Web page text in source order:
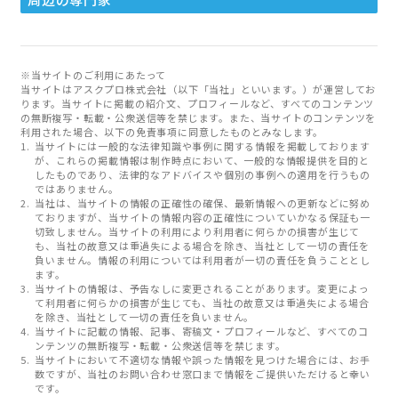
※当サイトのご利用にあたって
当サイトはアスクプロ株式会社（以下「当社」といいます。）が運営してお
ります。当サイトに掲載の紹介文、プロフィールなど、すべてのコンテンツ
の無断複写・転載・公衆送信等を禁じます。また、当サイトのコンテンツを
利用された場合、以下の免責事項に同意したものとみなします。
当サイトには一般的な法律知識や事例に関する情報を掲載しております
が、これらの掲載情報は制作時点において、一般的な情報提供を目的と
したものであり、法律的なアドバイスや個別の事例への適用を行うもの
ではありません。
当社は、当サイトの情報の正確性の確保、最新情報への更新などに努め
ておりますが、当サイトの情報内容の正確性についていかなる保証も一
切致しません。当サイトの利用により利用者に何らかの損害が生じて
も、当社の故意又は重過失による場合を除き、当社として一切の責任を
負いません。情報の利用については利用者が一切の責任を負うこととし
ます。
当サイトの情報は、予告なしに変更されることがあります。変更によっ
て利用者に何らかの損害が生じても、当社の故意又は重過失による場合
を除き、当社として一切の責任を負いません。
当サイトに記載の情報、記事、寄稿文・プロフィールなど、すべてのコ
ンテンツの無断複写・転載・公衆送信等を禁じます。
当サイトにおいて不適切な情報や誤った情報を見つけた場合には、お手
数ですが、当社のお問い合わせ窓口まで情報をご提供いただけると幸い
です。